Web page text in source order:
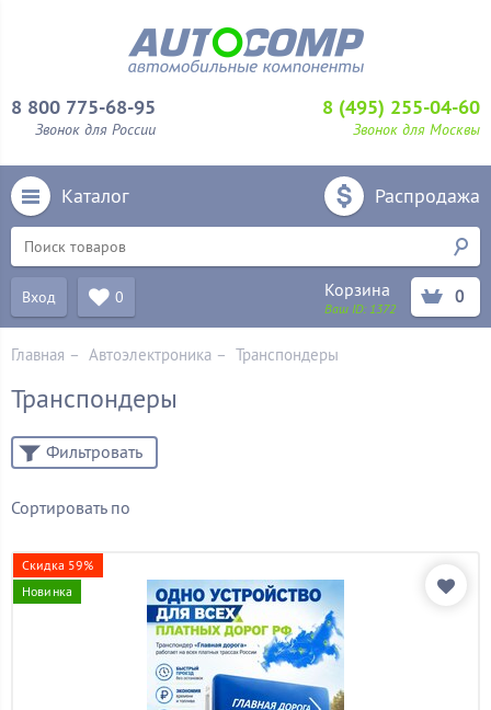
8 800 775-68-95
Звонок для России
8 (495) 255-04-60
Звонок для Москвы
Каталог Распродажа
Вход 0 Корзина
Ваш ID: 1372
0
Главная – Автоэлектроника – Транспондеры
Транспондеры
Сортировать по
Скидка 59%
Новинка
Фильтровать